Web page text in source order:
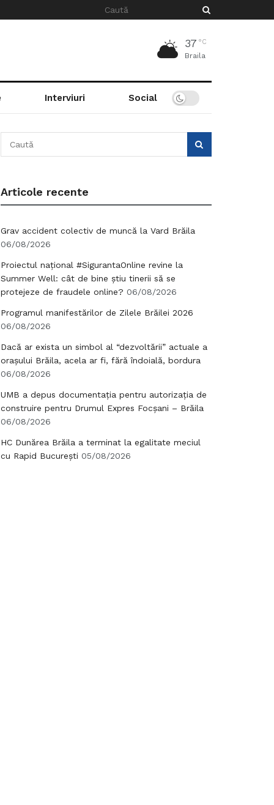
37 °C
Braila
Interviuri Social
Articole recente
Grav accident colectiv de muncă la Vard Brăila
06/08/2026
Proiectul național #SigurantaOnline revine la
Summer Well: cât de bine știu tinerii să se
protejeze de fraudele online? 06/08/2026
Programul manifestărilor de Zilele Brăilei 2026
06/08/2026
Dacă ar exista un simbol al “dezvoltării” actuale a
orașului Brăila, acela ar fi, fără îndoială, bordura
06/08/2026
UMB a depus documentația pentru autorizația de
construire pentru Drumul Expres Focșani – Brăila
06/08/2026
HC Dunărea Brăila a terminat la egalitate meciul
cu Rapid București 05/08/2026